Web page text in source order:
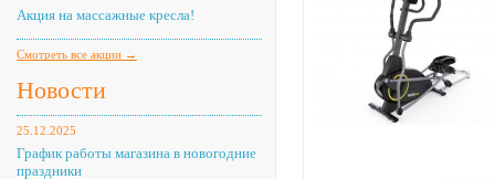
Акция на массажные кресла!
Смотреть все акции →
Новости
25.12.2025
График работы магазина в новогодние
праздники